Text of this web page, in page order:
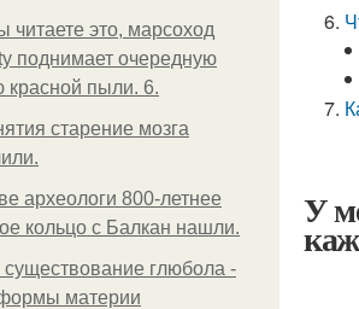
читаете это, марсоход
поднимает очередную
красной пыли. 6.
старение мозга
археологи 800-летнее
кольцо с Балкан нашли.
существование глюбола -
материи
У